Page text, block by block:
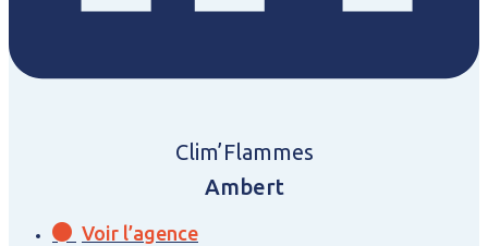
Clim’Flammes
Ambert
Voir l’agence